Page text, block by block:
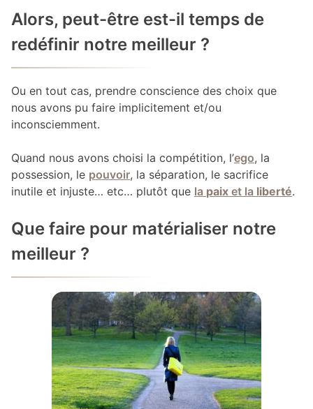
Alors, peut-être est-il temps de
redéfinir notre meilleur ?
Ou en tout cas, prendre conscience des choix que
nous avons pu faire implicitement et/ou
inconsciemment.
Quand nous avons choisi la compétition, l’ego, la
possession, le pouvoir, la séparation, le sacrifice
inutile et injuste… etc… plutôt que la paix et la liberté.
Que faire pour matérialiser notre
meilleur ?